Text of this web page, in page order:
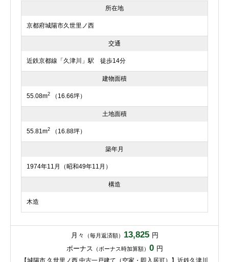
所在地
京都府城陽市久世里ノ西
交通
近鉄京都線「久津川」駅 徒歩14分
建物面積
55.08m2 （16.66坪）
土地面積
55.81m2 （16.88坪）
築年月
1974年11月（昭和49年11月）
構造
木造
月々 （毎月返済額） 13,825 円
ボーナス （ボーナス時加算額） 0 円
【城陽市 久世里ノ西 中古一戸建て（空家・即入居可）】近鉄久津川